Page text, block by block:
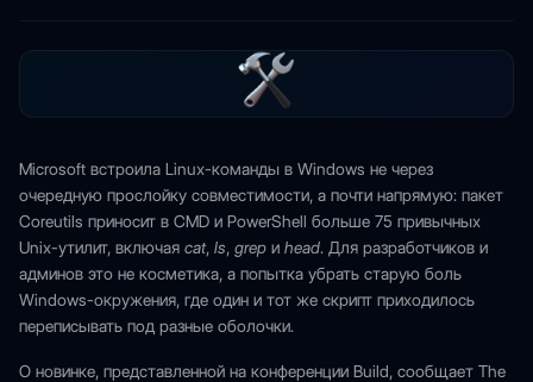
Microsoft встроила Linux-команды в Windows не через
очередную прослойку совместимости, а почти напрямую: пакет
Coreutils приносит в CMD и PowerShell больше 75 привычных
Unix-утилит, включая cat, ls, grep и head. Для разработчиков и
админов это не косметика, а попытка убрать старую боль
Windows-окружения, где один и тот же скрипт приходилось
переписывать под разные оболочки.
О новинке, представленной на конференции Build, сообщает The